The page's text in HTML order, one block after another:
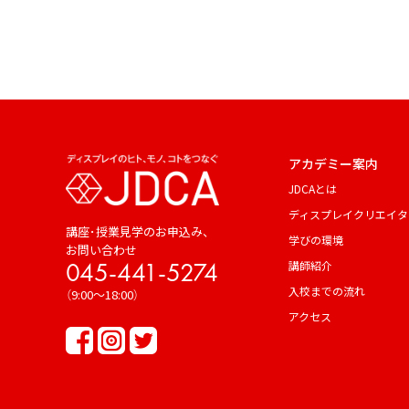
講座･授業見学のお申込み、
お問い合わせ
045-441-5274
（9:00～18:00）
アカデミー案内
JDCAとは
ディスプレイクリエイ
学びの環境
講師紹介
入校までの流れ
アクセス